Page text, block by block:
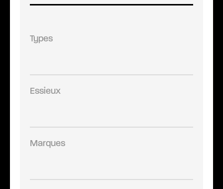
Types
Essieux
Marques